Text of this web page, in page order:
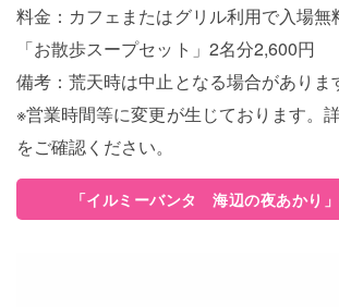
料金：カフェまたはグリル利用で入場無
「お散歩スープセット」2名分2,600円
備考：荒天時は中止となる場合がありま
※営業時間等に変更が生じております。
をご確認ください。
「イルミーバンタ 海辺の夜あかり